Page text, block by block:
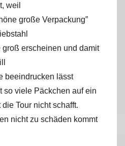
weil
große Verpackung”
groß erscheinen und damit
beeindrucken lässt
so viele Päckchen auf ein
Tour nicht schafft.
nicht zu schäden kommt